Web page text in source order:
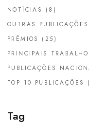
NOTÍCIAS
(8)
OUTRAS
PRÊMIOS
(25)
PRINCIPAIS
PUBLICAÇÕES
TOP 10 PUBLICAÇÕES
Tag